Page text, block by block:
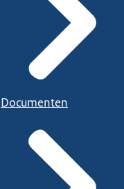
Documenten